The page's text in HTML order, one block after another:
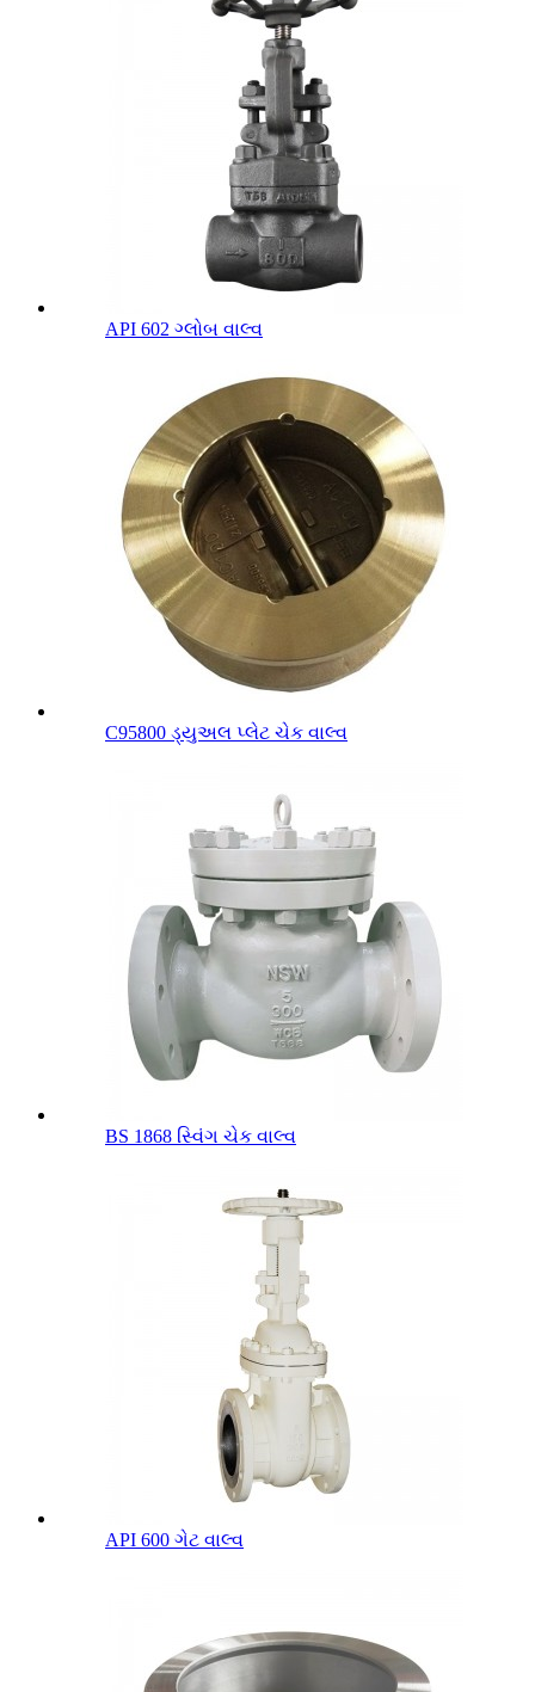
API 602 ગ્લોબ વાલ્વ
C95800 ડ્યુઅલ પ્લેટ ચેક વાલ્વ
BS 1868 સ્વિંગ ચેક વાલ્વ
API 600 ગેટ વાલ્વ